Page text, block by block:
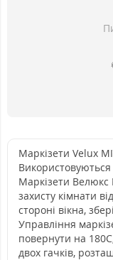
Маркізети Velux
Маркізети Велюкс
захисту кімнати
стороні вікна,
Управління
повернути на
двох гачків,